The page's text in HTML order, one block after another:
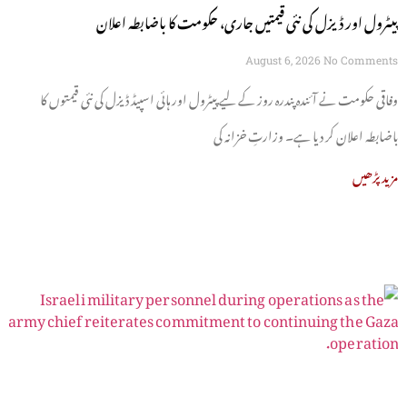
پیٹرول اور ڈیزل کی نئی قیمتیں جاری، حکومت کا باضابطہ اعلان
August 6, 2026 No Comments
وفاقی حکومت نے آئندہ پندرہ روز کے لیے پیٹرول اور ہائی اسپیڈ ڈیزل کی نئی قیمتوں کا
باضابطہ اعلان کر دیا ہے۔ وزارتِ خزانہ کی
مزید پڑھیں